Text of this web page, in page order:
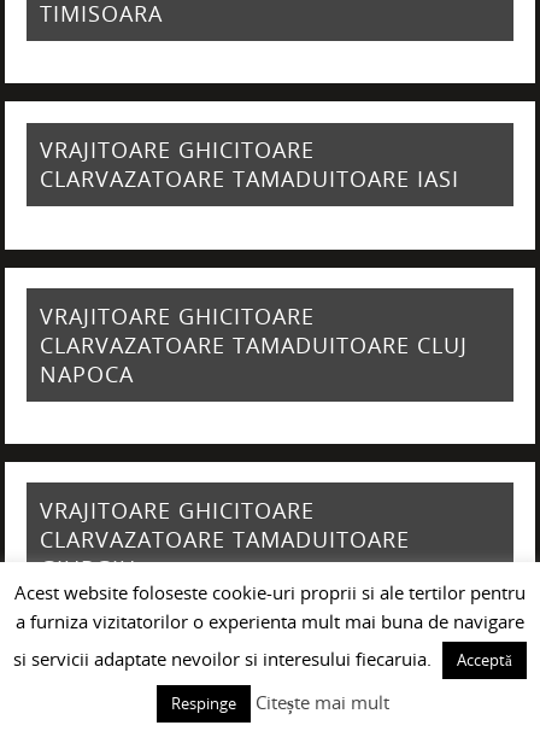
TIMISOARA
VRAJITOARE GHICITOARE
CLARVAZATOARE TAMADUITOARE IASI
VRAJITOARE GHICITOARE
CLARVAZATOARE TAMADUITOARE CLUJ
NAPOCA
VRAJITOARE GHICITOARE
CLARVAZATOARE TAMADUITOARE
GIURGIU
VRAJITOARE GHICITOARE
Acest website foloseste cookie-uri proprii si ale tertilor pentru
a furniza vizitatorilor o experienta mult mai buna de navigare
si servicii adaptate nevoilor si interesului fiecaruia.
Acceptă
Respinge
Citește mai mult